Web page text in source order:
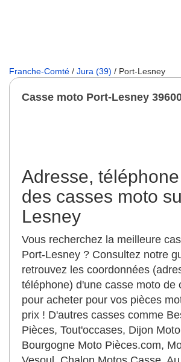
Franche-Comté / Jura (39) / Port-Lesney
Casse moto Port-Lesney
Adresse,
des casses moto
Lesney
Vous recherchez la meilleure
Port-Lesney ? Consultez notre
retrouvez les coordonnées
téléphone) d'une casse moto de
pour acheter pour vos pièces
prix ! D'autres casses comme
Pièces, Tout'occases, Dijon
Bourgogne Moto Pièces.com,